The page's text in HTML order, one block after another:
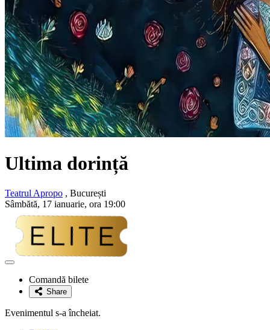
Ultima dorință
Teatrul Apropo , București
Sâmbătă, 17 ianuarie, ora 19:00
Adaugă
favoriteComandă bilete
Share
Evenimentul s-a încheiat.